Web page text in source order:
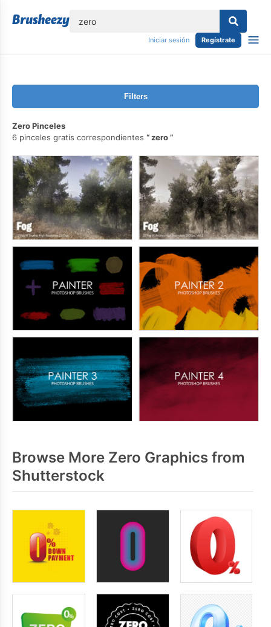
Iniciar sesión Regístrate
Filters
Zero Pinceles
6 pinceles gratis correspondientes
zero
Browse More Zero Graphics from
Shutterstock